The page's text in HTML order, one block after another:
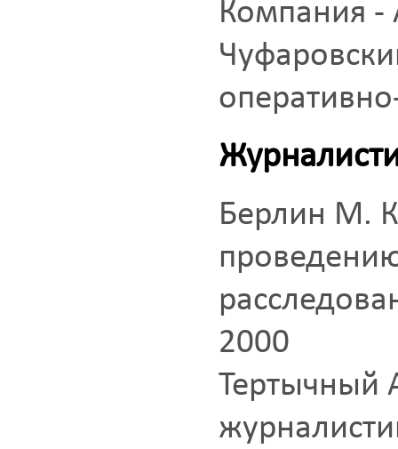
Компания -
Берлин М.
2000
Тертычный